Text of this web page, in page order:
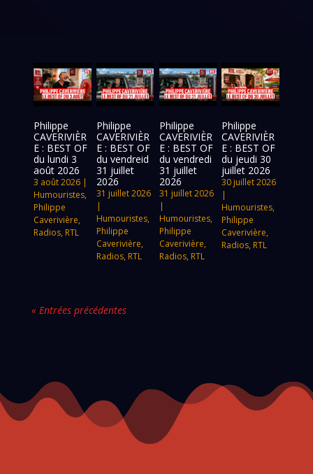
Philippe
CAVERIVIÈR
E : BEST OF
du lundi 3
août 2026
3 août 2026 |
Humouristes,
Philippe
Caverivière,
Radios, RTL
Philippe
CAVERIVIÈR
E : BEST OF
du vendreid
31 juillet
2026
31 juillet 2026
|
Humouristes,
Philippe
Caverivière,
Radios, RTL
Philippe
CAVERIVIÈR
E : BEST OF
du vendredi
31 juillet
2026
31 juillet 2026
|
Humouristes,
Philippe
Caverivière,
Radios, RTL
Philippe
CAVERIVIÈR
E : BEST OF
du jeudi 30
juillet 2026
30 juillet 2026
|
Humouristes,
Philippe
Caverivière,
Radios, RTL
« Entrées précédentes